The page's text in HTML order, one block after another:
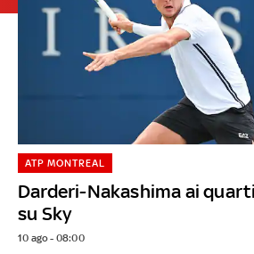
Darderi-Nakashima ai
su Sky
ATP MONTREAL
10 ago - 08:00